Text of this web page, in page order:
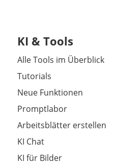
KI & Tools
Alle Tools im Überblick
Tutorials
Neue Funktionen
Promptlabor
Arbeitsblätter erstellen
KI Chat
KI für Bilder